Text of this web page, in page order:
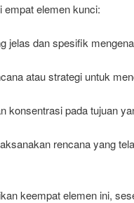
empat elemen kunci:
jelas dan spesifik
atau strategi untuk
konsentrasi pada tujuan
rencana yang
keempat elemen ini,